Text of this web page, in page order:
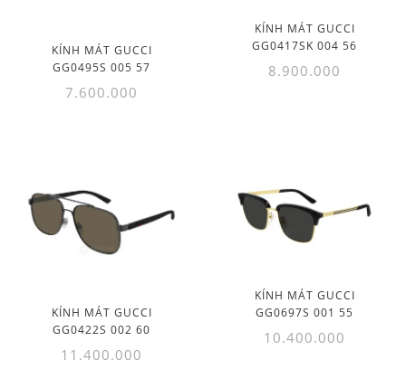
KÍNH MÁT GUCCI
GG0495S 005 57
7.600.000
KÍNH MÁT GUCCI
GG0417SK 004 56
8.900.000
KÍNH MÁT GUCCI
GG0422S 002 60
11.400.000
KÍNH MÁT GUCCI
GG0697S 001 55
10.400.000